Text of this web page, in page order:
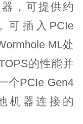
，可提供约
可插入PCIe
ML处
的性能并
个PCIe Gen4
机器连接的